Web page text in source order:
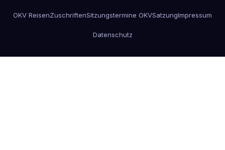
OKV ReisenZuschriftenSitzungstermine OKVSatzungImpressum
Datenschutz